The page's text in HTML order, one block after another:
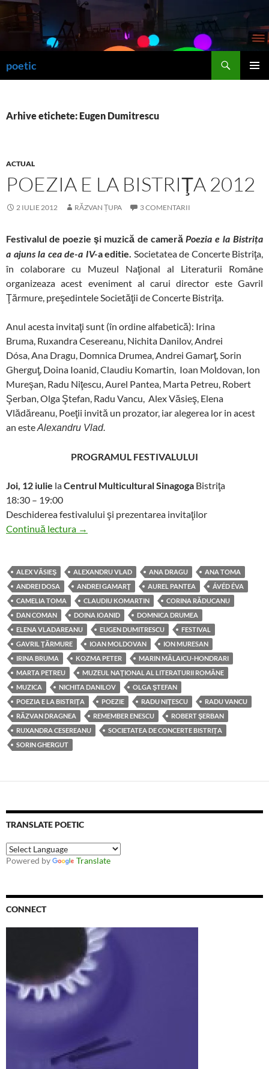
la
poetic
Arhive etichete: Eugen Dumitrescu
ACTUAL
POEZIA E LA BISTRIŢA 2012
2 IULIE 2012 RĂZVAN ȚUPA 3 COMENTARII
Festivalul de poezie şi muzică de cameră Poezia e la Bistriţa
a ajuns la cea de-a IV-a editie. Societatea de Concerte Bistriţa,
în colaborare cu Muzeul Naţional al Literaturii Române
organizeaza acest eveniment al carui director este Gavril
Ţărmure, preşedintele Societăţii de Concerte Bistriţa.
Anul acesta invitaţi sunt (în ordine alfabetică): Irina
Bruma, Ruxandra Cesereanu, Nichita Danilov, Andrei
Dósa, Ana Dragu, Domnica Drumea, Andrei Gamarţ, Sorin
Gherguţ, Doina Ioanid, Claudiu Komartin, Ioan Moldovan, Ion
Mureşan, Radu Niţescu, Aurel Pantea, Marta Petreu, Robert
Şerban, Olga Ştefan, Radu Vancu, Alex Văsieş, Elena
Vlădăreanu, Poeţii invită un prozator, iar alegerea lor in acest
an esteAlexandru Vlad.
PROGRAMUL FESTIVALULUI
Joi, 12 iulie laCentrul Multicultural Sinagoga Bistriţa
18:30 – 19:00
Deschiderea festivalului şi prezentarea invitaţilor
Continuă lectura Poezia e la Bistriţa 2012
→
ALEX VĂSIEŞ ALEXANDRU VLAD ANA DRAGU
ANA TOMA
ANDREI DOSA
ANDREI GAMARŢ AUREL PANTEA
ÁVÉD ÉVA
CAMELIA TOMA
CLAUDIU KOMARTIN
CORINA RĂDUCANU
DAN COMAN
DOINA IOANID
DOMNICA DRUMEA
ELENA VLADAREANU
EUGEN DUMITRESCU
FESTIVAL
GAVRIL ŢĂRMURE
IOAN MOLDOVAN
ION MURESAN
IRINA BRUMA
KOZMA PETER
MARIN MĂLAICU-HONDRARI
MARTA PETREU
MUZEUL NAŢIONAL AL LITERATURII ROMÂNE
MUZICA
NICHITA DANILOV
OLGA ŞTEFAN
POEZIA E LA BISTRIŢA
POEZIE RADU NIŢESCU
RADU VANCU
RĂZVAN DRAGNEA
REMEMBER ENESCU
ROBERT ŞERBAN
RUXANDRA CESEREANU
SOCIETATEA DE CONCERTE BISTRIŢA
SORIN GHERGUT
TRANSLATE POETIC
Powered by Translate
CONNECT